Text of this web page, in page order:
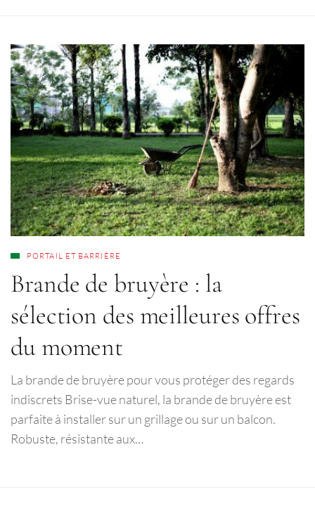
PORTAIL ET BARRIÈRE
Brande de bruyère : la
sélection des meilleures offres
du moment
La brande de bruyère pour vous protéger des regards
indiscrets Brise-vue naturel, la brande de bruyère est
parfaite à installer sur un grillage ou sur un balcon.
Robuste, résistante aux…